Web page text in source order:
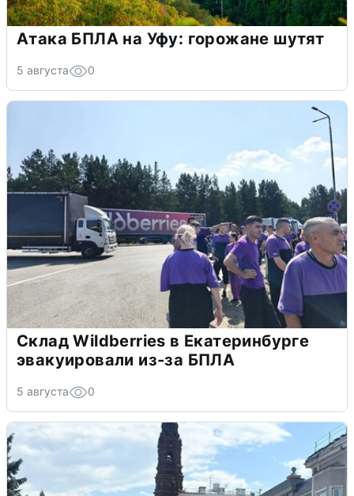
Атака БПЛА на Уфу: горожане шутят
5 августа 0
Склад Wildberries в Екатеринбурге
эвакуировали из-за БПЛА
5 августа 0